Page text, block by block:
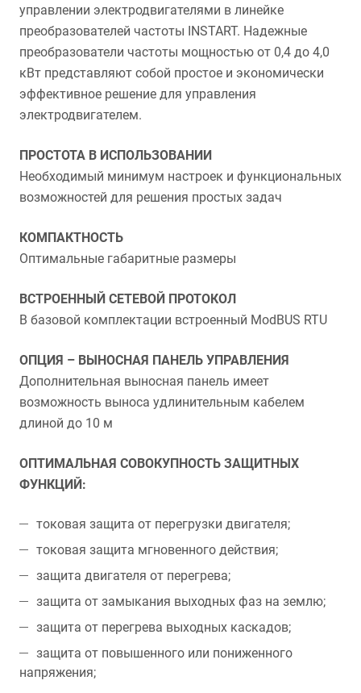
управлении электродвигателями в линейке
преобразователей частоты INSTART. Надежные
преобразователи частоты мощностью от 0,4 до 4,0
кВт представляют собой простое и экономически
эффективное решение для управления
электродвигателем.
ПРОСТОТА В ИСПОЛЬЗОВАНИИ
Необходимый минимум настроек и функциональных
возможностей для решения простых задач
КОМПАКТНОСТЬ
Оптимальные габаритные размеры
ВСТРОЕННЫЙ СЕТЕВОЙ ПРОТОКОЛ
В базовой комплектации встроенный ModBUS RTU
ОПЦИЯ – ВЫНОСНАЯ ПАНЕЛЬ УПРАВЛЕНИЯ
Дополнительная выносная панель имеет
возможность выноса удлинительным кабелем
длиной до 10 м
ОПТИМАЛЬНАЯ СОВОКУПНОСТЬ ЗАЩИТНЫХ
ФУНКЦИЙ:
токовая защита от перегрузки двигателя;
токовая защита мгновенного действия;
защита двигателя от перегрева;
защита от замыкания выходных фаз на землю;
защита от перегрева выходных каскадов;
защита от повышенного или пониженного
напряжения;